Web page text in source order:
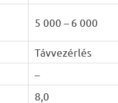
5 000 – 6 000
Távvezérlés
–
8,0